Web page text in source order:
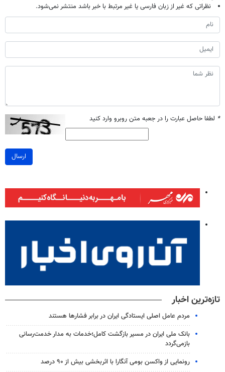
نظراتی که غیر از زبان فارسی یا غیر مرتبط با خبر باشد منتشر نمی‌شود.
* لطفا حاصل عبارت را در جعبه متن روبرو وارد کنید
ارسال
تازه‌ترین اخبار
مردم عامل اصلی ایستادگی ایران در برابر فشارها هستند
بانک ملی ایران در مسیر بازگشت کامل؛خدمات به مدار خدمت‌رسانی
بازمی‌گردد
رونمایی از واکسن بومی آنگارا با اثربخشی بیش از ۹۰ درصد